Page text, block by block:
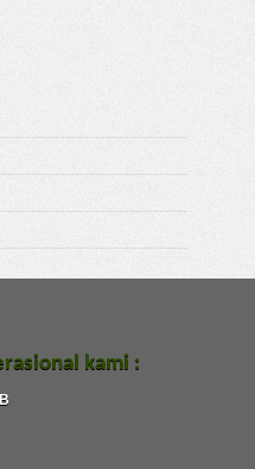
kami :